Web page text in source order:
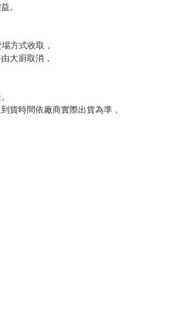
，還請下單後準時取貨。
。